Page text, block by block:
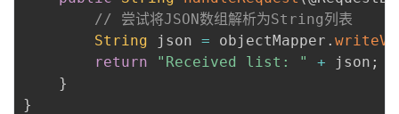
// 尝试将JSON数组解析为String列表
String json = objectMapper .
return
"Received list: " + json ;
}
}